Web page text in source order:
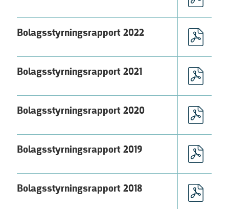
Bolagsstyrningsrapport 2022
Bolagsstyrningsrapport 2021
Bolagsstyrningsrapport 2020
Bolagsstyrningsrapport 2019
Bolagsstyrningsrapport 2018